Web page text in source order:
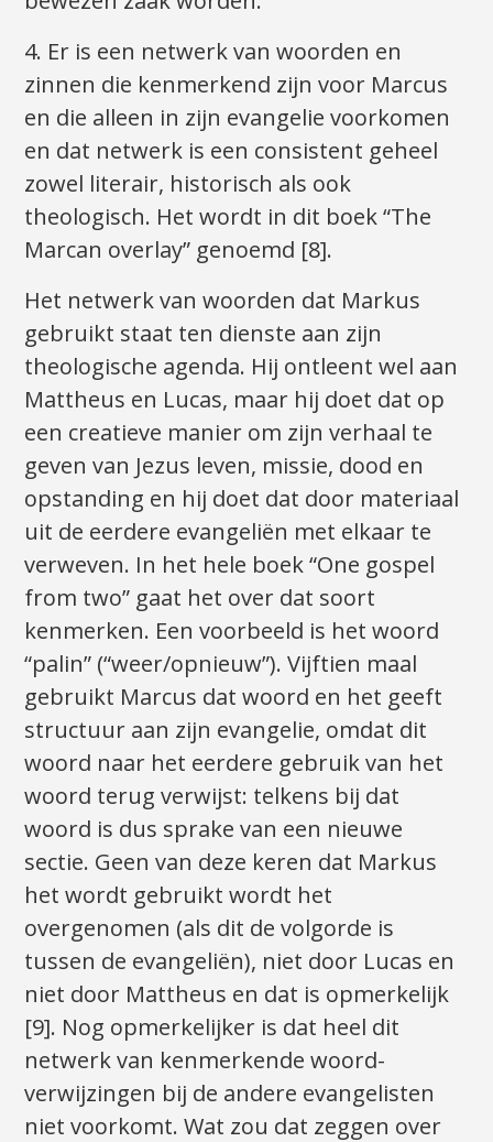
4. Er is een netwerk van woorden en
zinnen die kenmerkend zijn voor Marcus
en die alleen in zijn evangelie voorkomen
en dat netwerk is een consistent geheel
zowel literair, historisch als ook
theologisch. Het wordt in dit boek “The
Marcan overlay” genoemd [8].
Het netwerk van woorden dat Markus
gebruikt staat ten dienste aan zijn
theologische agenda. Hij ontleent wel aan
Mattheus en Lucas, maar hij doet dat op
een creatieve manier om zijn verhaal te
geven van Jezus leven, missie, dood en
opstanding en hij doet dat door materiaal
uit de eerdere evangeliën met elkaar te
verweven. In het hele boek “One gospel
from two” gaat het over dat soort
kenmerken. Een voorbeeld is het woord
“palin” (“weer/opnieuw”). Vijftien maal
gebruikt Marcus dat woord en het geeft
structuur aan zijn evangelie, omdat dit
woord naar het eerdere gebruik van het
woord terug verwijst: telkens bij dat
woord is dus sprake van een nieuwe
sectie. Geen van deze keren dat Markus
het wordt gebruikt wordt het
overgenomen (als dit de volgorde is
tussen de evangeliën), niet door Lucas en
niet door Mattheus en dat is opmerkelijk
[9]. Nog opmerkelijker is dat heel dit
netwerk van kenmerkende woord-
verwijzingen bij de andere evangelisten
niet voorkomt. Wat zou dat zeggen over